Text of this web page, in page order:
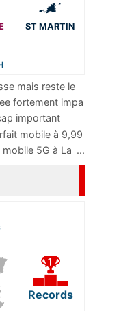
ST MARTIN
mais reste le
...
fortement impa
important
...
mobile à 9,99
5G à La ...
Records